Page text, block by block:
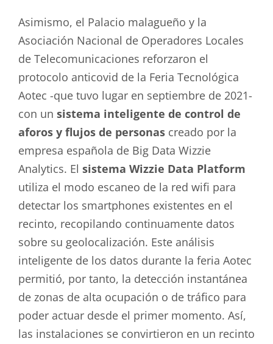
Asimismo, el Palacio malagueño y la
Asociación Nacional de Operadores Locales
de Telecomunicaciones reforzaron el
protocolo anticovid de la Feria Tecnológica
Aotec -que tuvo lugar en septiembre de 2021-
con un sistema inteligente de control de
aforos y flujos de personascreado por la
empresa española de Big Data Wizzie
Analytics. El sistema Wizzie Data Platform
utiliza el modo escaneo de la red wifi para
detectar los smartphones existentes en el
recinto, recopilando continuamente datos
sobre su geolocalización. Este análisis
inteligente de los datos durante la feria Aotec
permitió, por tanto, la detección instantánea
de zonas de alta ocupación o de tráfico para
poder actuar desde el primer momento. Así,
las instalaciones se convirtieron en un recinto